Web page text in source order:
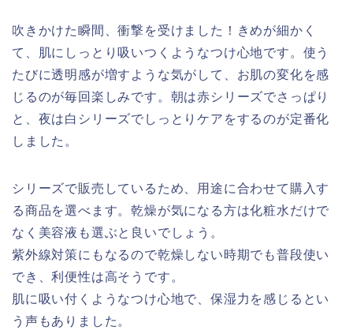
吹きかけた瞬間、衝撃を受けました！きめが細かく
て、肌にしっとり吸いつくようなつけ心地です。使う
たびに透明感が増すような気がして、お肌の変化を感
じるのが毎回楽しみです。朝は赤シリーズでさっぱり
と、夜は白シリーズでしっとりケアをするのが定番化
しました。
シリーズで販売しているため、用途に合わせて購入す
る商品を選べます。乾燥が気になる方は化粧水だけで
なく美容液も選ぶと良いでしょう。
紫外線対策にもなるので乾燥しない時期でも普段使い
でき、利便性は高そうです。
肌に吸い付くようなつけ心地で、保湿力を感じるとい
う声もありました。